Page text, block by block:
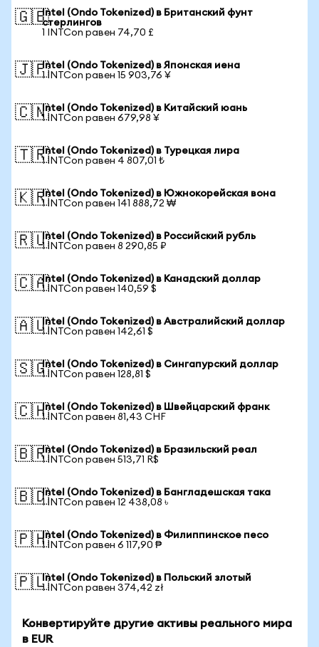
🇬🇧Intel (Ondo Tokenized) в Британский фунт
стерлингов
1 INTCon равен 74,70 £
🇯🇵Intel (Ondo Tokenized) в Японская иена
1 INTCon равен 15 903,76 ¥
🇨🇳Intel (Ondo Tokenized) в Китайский юань
1 INTCon равен 679,98 ¥
🇹🇷Intel (Ondo Tokenized) в Турецкая лира
1 INTCon равен 4 807,01 ₺
🇰🇷Intel (Ondo Tokenized) в Южнокорейская вона
1 INTCon равен 141 888,72 ₩
🇷🇺Intel (Ondo Tokenized) в Российский рубль
1 INTCon равен 8 290,85 ₽
🇨🇦Intel (Ondo Tokenized) в Канадский доллар
1 INTCon равен 140,59 $
🇦🇺Intel (Ondo Tokenized) в Австралийский доллар
1 INTCon равен 142,61 $
🇸🇬Intel (Ondo Tokenized) в Сингапурский доллар
1 INTCon равен 128,81 $
🇨🇭Intel (Ondo Tokenized) в Швейцарский франк
1 INTCon равен 81,43 CHF
🇧🇷Intel (Ondo Tokenized) в Бразильский реал
1 INTCon равен 513,71 R$
🇧🇩Intel (Ondo Tokenized) в Бангладешская така
1 INTCon равен 12 438,08 ৳
🇵🇭Intel (Ondo Tokenized) в Филиппинское песо
1 INTCon равен 6 117,90 ₱
🇵🇱Intel (Ondo Tokenized) в Польский злотый
1 INTCon равен 374,42 zł
Конвертируйте другие активы реального мира
в EUR